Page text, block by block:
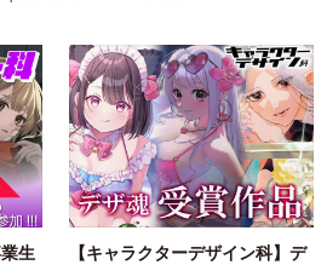
生
【キャラクターデザイン科】デ